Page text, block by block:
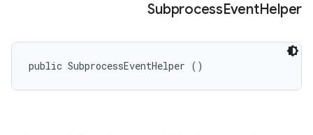
SubprocessEventHelper
public SubprocessEventHelper ()